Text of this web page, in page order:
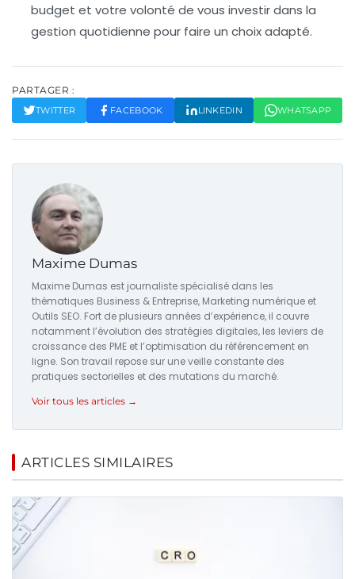
budget et votre volonté de vous investir dans la
gestion quotidienne pour faire un choix adapté.
PARTAGER :
TWITTER FACEBOOK LINKEDIN WHATSAPP
Maxime Dumas
Maxime Dumas est journaliste spécialisé dans les
thématiques Business & Entreprise, Marketing numérique et
Outils SEO. Fort de plusieurs années d’expérience, il couvre
notamment l’évolution des stratégies digitales, les leviers de
croissance des PME et l’optimisation du référencement en
ligne. Son travail repose sur une veille constante des
pratiques sectorielles et des mutations du marché.
Voir tous les articles →
ARTICLES SIMILAIRES